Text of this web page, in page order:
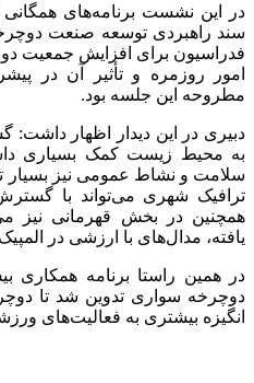
در این نشست برنامه‌های
سند راهبردی توسعه صنعت
فدراسیون برای افزایش جمعیت
امور روزمره و تأثیر آن در
مطروحه این جلسه بود.
دبیری در این دیدار اظهار
به محیط زیست کمک بسیاری
سلامت و نشاط عمومی نیز بسیار
ترافیک شهری می‌تواند با
همچنین در بخش قهرمانی نیز
یافته، مدال‌های با ارزشی در
در همین راستا برنامه همکاری
دوچرخه سواری تدوین شد تا
انگیزه بیشتری به فعالیت‌های